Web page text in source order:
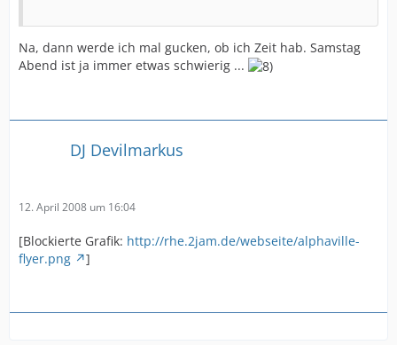
Na, dann werde ich mal gucken, ob ich Zeit hab. Samstag
Abend ist ja immer etwas schwierig ...
DJ Devilmarkus
12. April 2008 um 16:04
[Blockierte Grafik: http://rhe.2jam.de/webseite/alphaville-
flyer.png
]